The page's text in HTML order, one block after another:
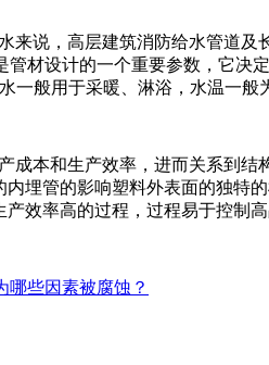
说，高层建筑消防给水管道
材设计的一个重要参数，它
般用于采暖、淋浴，水温一般
本和生产效率，进而关系到
埋管的影响塑料外表面的独特
效率高的过程，过程易于控制高
哪些因素被腐蚀？